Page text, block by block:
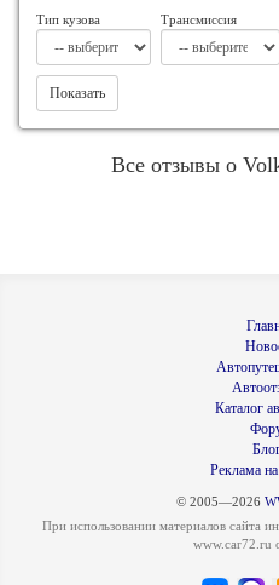
Тип кузова Трансмиссия
Показать
Все отзывы о
Каталог
Реклама
© 2005—2026
При использовании материалов сайта
www.car72.ru